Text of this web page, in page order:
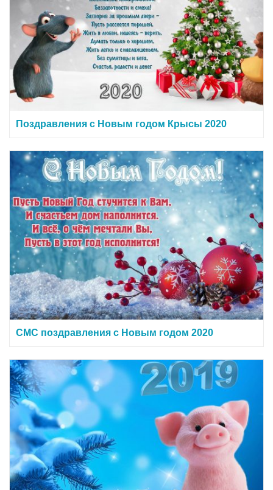
Поздравления с Новым годом Крысы 2020
СМС поздравления с Новым годом 2020